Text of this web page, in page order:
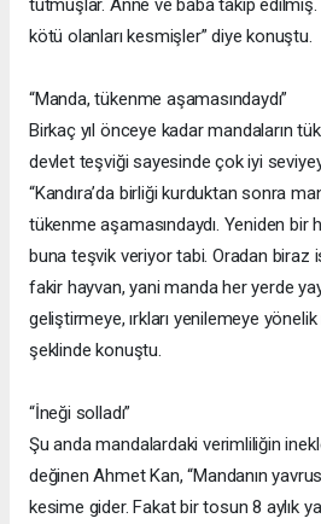
tutmuşlar. Anne ve baba takip edilmiş.
kötü olanları kesmişler” diye konuştu.
“Manda, tükenme aşamasındaydı”
Birkaç yıl önceye kadar mandaların
devlet teşviği sayesinde çok iyi
“Kandıra’da birliği kurduktan sonra
tükenme aşamasındaydı. Yeniden bir
buna teşvik veriyor tabi. Oradan biraz
fakir hayvan, yani manda her yerde
geliştirmeye, ırkları yenilemeye
şeklinde konuştu.
“İneği solladı”
Şu anda mandalardaki verimliliğin
değinen Ahmet Kan, “Mandanın
kesime gider. Fakat bir tosun 8 aylık